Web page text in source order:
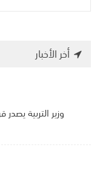
أخر الأخبار
وزير التربية